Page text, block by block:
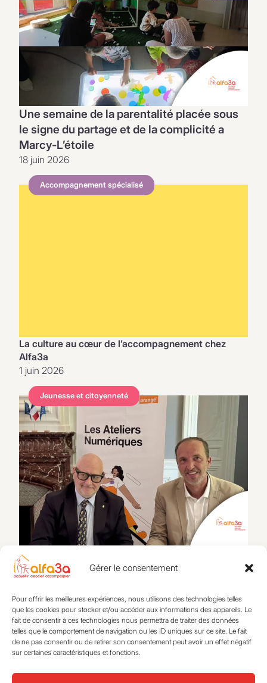
Gérer le consentement
Pour offrir les meilleures expériences, nous utilisons des technologies telles
que les cookies pour stocker et/ou accéder aux informations des appareils. Le
fait de consentir à ces technologies nous permettra de traiter des données
telles que le comportement de navigation ou les ID uniques sur ce site. Le fait
de ne pas consentir ou de retirer son consentement peut avoir un effet négatif
sur certaines caractéristiques et fonctions.
Une semaine de la parentalité placée sous
le signe du partage et de la complicité a
Marcy-L’étoile
18 juin 2026
Accompagnement spécialisé
La culture au cœur de l’accompagnement chez
Alfa3a
1 juin 2026
Jeunesse et citoyenneté
Alfa3a x Orange : accompagner les jeunes face aux
enjeux du numérique
26 mai 2026
S’éveiller Actualités